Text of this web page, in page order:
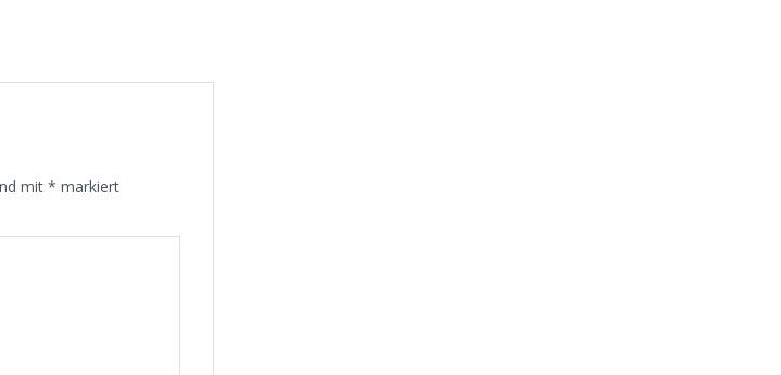
mit * markiert